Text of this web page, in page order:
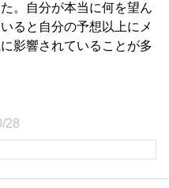
。自分が本当に何を望ん
ると自分の予想以上にメ
影響されていることが多
28